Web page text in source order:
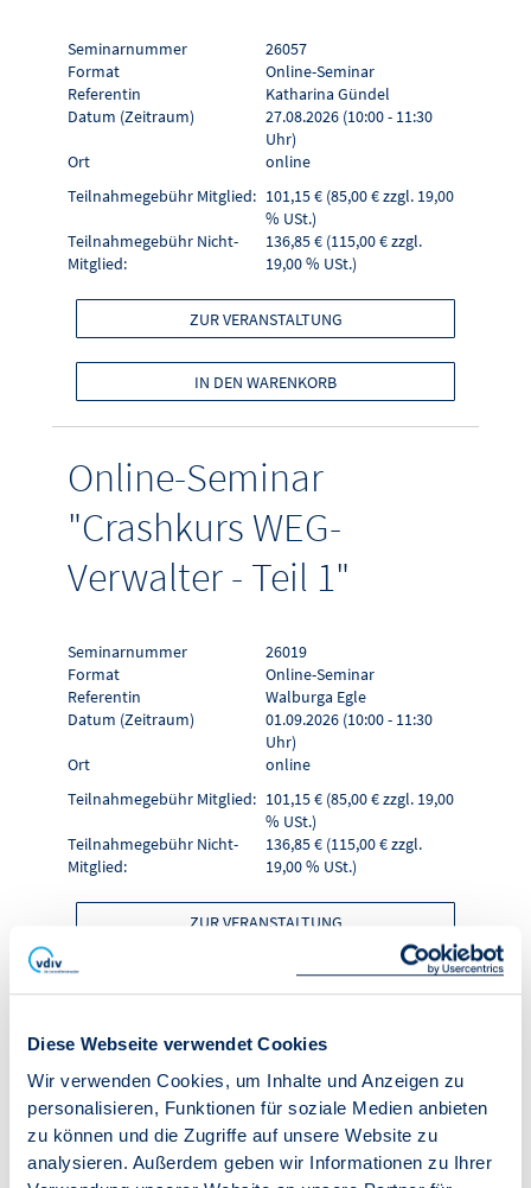
Diese Webseite verwendet Cookies
Wir verwenden Cookies, um Inhalte und Anzeigen zu
personalisieren, Funktionen für soziale Medien anbieten
zu können und die Zugriffe auf unsere Website zu
analysieren. Außerdem geben wir Informationen zu Ihrer
Seminarnummer
26057
Format
Online-Seminar
Referentin
Katharina Gündel
Datum (Zeitraum)
27.08.2026 (10:00 - 11:30
Uhr)
Ort
online
Teilnahmegebühr Mitglied: 101,15 € (85,00 € zzgl. 19,00
% USt.)
Teilnahmegebühr Nicht-
Mitglied:
136,85 € (115,00 € zzgl.
19,00 % USt.)
ZUR VERANSTALTUNG
IN DEN WARENKORB
Online-Seminar
"Crashkurs WEG-
Verwalter - Teil 1"
Seminarnummer
26019
Format
Online-Seminar
Referentin
Walburga Egle
Datum (Zeitraum)
01.09.2026 (10:00 - 11:30
Uhr)
Ort
online
Teilnahmegebühr Mitglied: 101,15 € (85,00 € zzgl. 19,00
% USt.)
Teilnahmegebühr Nicht-
Mitglied:
136,85 € (115,00 € zzgl.
19,00 % USt.)
ZUR VERANSTALTUNG
Online-Seminar
"Crashkurs WEG-